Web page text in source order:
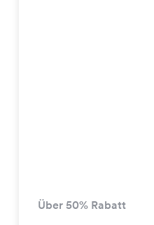
Über 50% Rabatt